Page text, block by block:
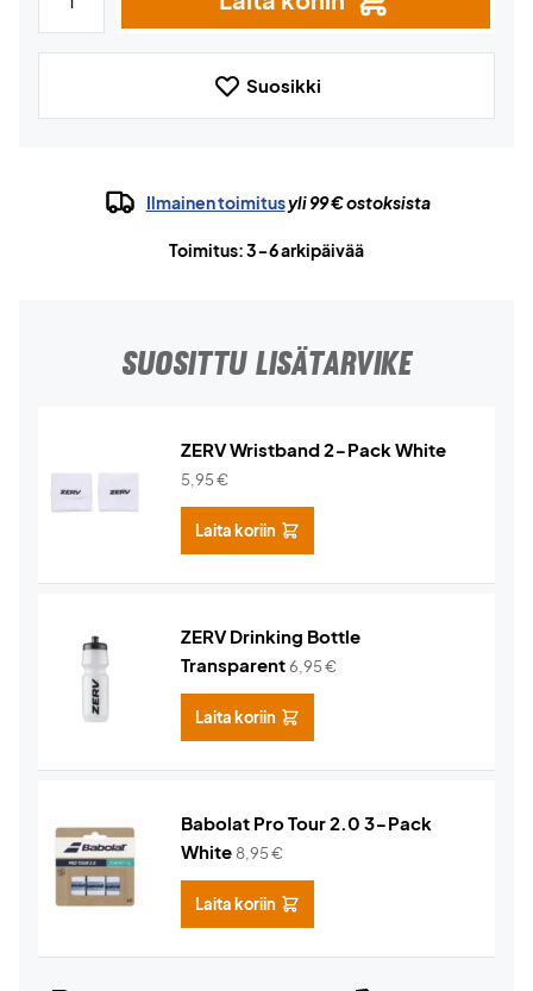
Suosikki
Ilmainen toimitusyli 99 € ostoksista
Toimitus: 3-6 arkipäivää
SUOSITTU LISÄTARVIKE
ZERV Wristband 2-Pack White
5,95€
Laita koriin
ZERV Drinking Bottle
Transparent6,95€
Laita koriin
Babolat Pro Tour 2.0 3-Pack
White 8,95€
Laita koriin